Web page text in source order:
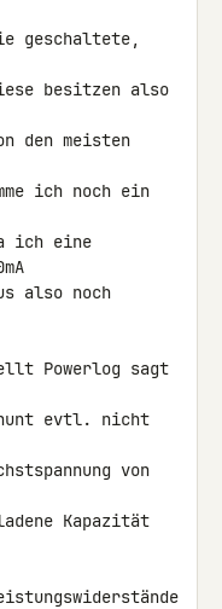
geschaltete,
besitzen also
den meisten
ich noch ein
ich eine
also noch
Powerlog sagt
evtl. nicht
von
Kapazität